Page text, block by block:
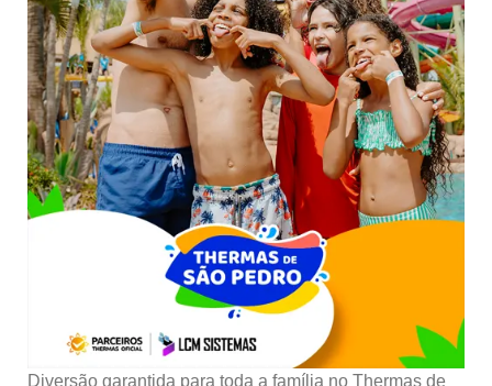
Diversão garantida para toda a família no Thermas de